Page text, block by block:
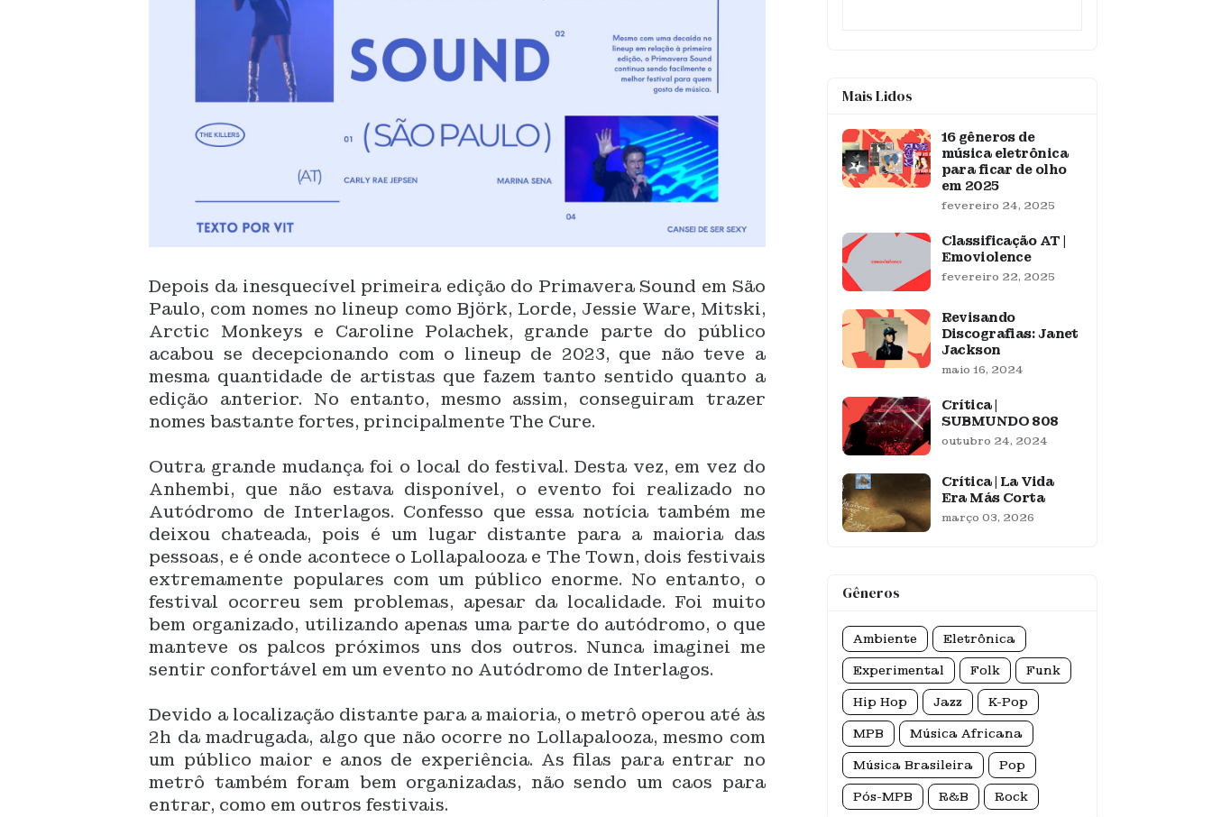
Depois da inesquecível primeira edição do Primavera Sound em São
Paulo, com nomes no lineup como Björk, Lorde, Jessie Ware, Mitski,
Arctic Monkeys e Caroline Polachek, grande parte do público
acabou se decepcionando com o lineup de 2023, que não teve a
mesma quantidade de artistas que fazem tanto sentido quanto a
edição anterior. No entanto, mesmo assim, conseguiram trazer
nomes bastante fortes, principalmente The Cure.
Outra grande mudança foi o local do festival. Desta vez, em vez do
Anhembi, que não estava disponível, o evento foi realizado no
Autódromo de Interlagos. Confesso que essa notícia também me
deixou chateada, pois é um lugar distante para a maioria das
pessoas, e é onde acontece o Lollapalooza e The Town, dois festivais
extremamente populares com um público enorme. No entanto, o
festival ocorreu sem problemas, apesar da localidade. Foi muito
bem organizado, utilizando apenas uma parte do autódromo, o que
manteve os palcos próximos uns dos outros. Nunca imaginei me
sentir confortável em um evento no Autódromo de Interlagos.
Devido a localização distante para a maioria, o metrô operou até às
2h da madrugada, algo que não ocorre no Lollapalooza, mesmo com
um público maior e anos de experiência. As filas para entrar no
metrô também foram bem organizadas, não sendo um caos para
entrar, como em outros festivais.
Mais Lidos
16 gêneros de
música eletrônica
para ficar de olho
em 2025
fevereiro 24, 2025
Classificação AT |
Emoviolence
fevereiro 22, 2025
Revisando
Discografias: Janet
Jackson
maio 16, 2024
Crítica |
SUBMUNDO 808
outubro 24, 2024
Crítica | La Vida
Era Más Corta
março 03, 2026
Gêneros
Ambiente Eletrônica
Experimental Folk Funk
Hip Hop Jazz K-Pop
MPB Música Africana
Música Brasileira Pop
Pós-MPB R&B Rock